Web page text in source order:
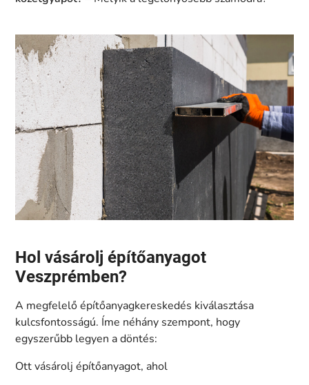
Hol vásárolj építőanyagot
Veszprémben?
A megfelelő építőanyagkereskedés kiválasztása
kulcsfontosságú. Íme néhány szempont, hogy
egyszerűbb legyen a döntés:
Ott vásárolj építőanyagot, ahol